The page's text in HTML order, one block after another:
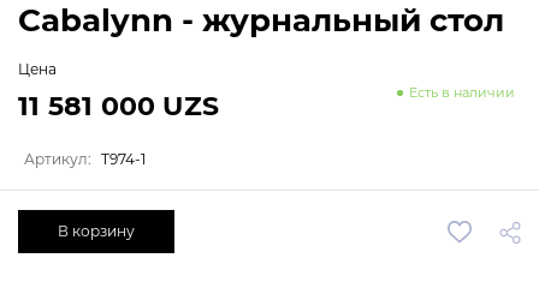
Cabalynn - журнальный стол
Цена
Есть в наличии
11 581 000 UZS
Артикул: T974-1
В корзину